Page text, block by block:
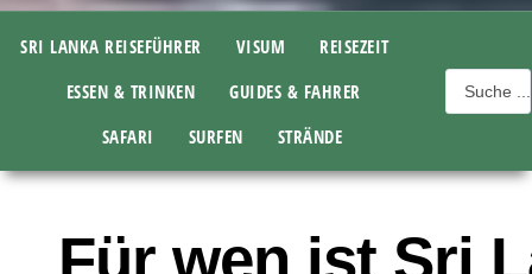
SRI LANKA REISEFÜHRER VISUM
REISEZEIT
ESSEN & TRINKEN
GUIDES & FAHRER
SAFARI
SURFEN STRÄNDE
Für wen ist Sri